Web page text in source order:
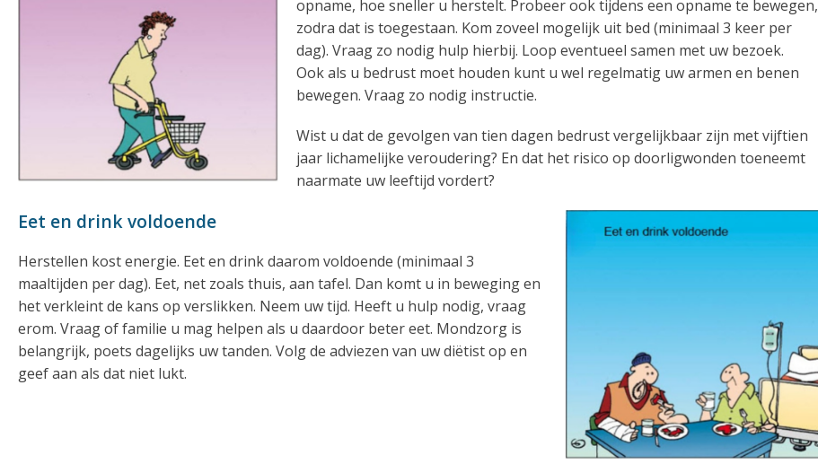
opname, hoe sneller u herstelt. Probeer ook tijdens een opname te bewegen,
zodra dat is toegestaan. Kom zoveel mogelijk uit bed (minimaal 3 keer per
dag). Vraag zo nodig hulp hierbij. Loop eventueel samen met uw bezoek.
Ook als u bedrust moet houden kunt u wel regelmatig uw armen en benen
bewegen. Vraag zo nodig instructie.
Wist u dat de gevolgen van tien dagen bedrust vergelijkbaar zijn met vijftien
jaar lichamelijke veroudering? En dat het risico op doorligwonden toeneemt
naarmate uw leeftijd vordert?
Eet en drink voldoende
Herstellen kost energie. Eet en drink daarom voldoende (minimaal 3
maaltijden per dag). Eet, net zoals thuis, aan tafel. Dan komt u in beweging en
het verkleint de kans op verslikken. Neem uw tijd. Heeft u hulp nodig, vraag
erom. Vraag of familie u mag helpen als u daardoor beter eet. Mondzorg is
belangrijk, poets dagelijks uw tanden. Volg de adviezen van uw diëtist op en
geef aan als dat niet lukt.